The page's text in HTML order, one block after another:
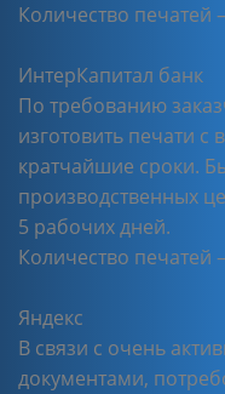
Количество печатей
ИнтерКапитал банк
По требованию
изготовить печати
кратчайшие сроки.
производственных
5 рабочих дней.
Количество печатей
Яндекс
В связи с очень
документами,